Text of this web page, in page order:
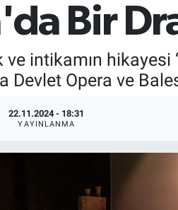
Bir
ve intikamın
Devlet Opera ve
22.11.2024 - 18:31
YAYINLANMA